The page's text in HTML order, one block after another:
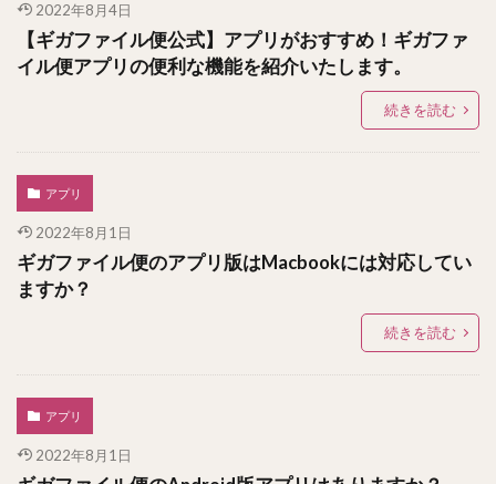
2022年8月4日
【ギガファイル便公式】アプリがおすすめ！ギガファ
イル便アプリの便利な機能を紹介いたします。
続きを読む
アプリ
2022年8月1日
ギガファイル便のアプリ版はMacbookには対応してい
ますか？
続きを読む
アプリ
2022年8月1日